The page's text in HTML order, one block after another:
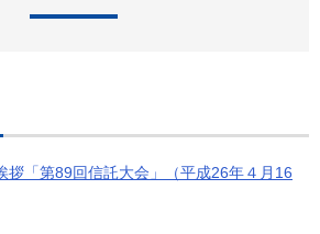
拶「第89回信託大会」（平成26年４月16